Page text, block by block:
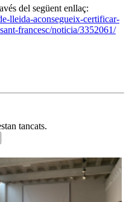
del següent enllaç:
lleida-aconsegueix-certificar-
francesc/noticia/3352061/
tancats.